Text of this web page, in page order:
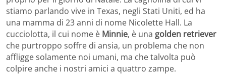
stiamo parlando vive in Texas, negli Stati Uniti, ed ha
una mamma di 23 anni di nome Nicolette Hall. La
cucciolotta, il cui nome è Minnie, è una golden retriever
che purtroppo soffre di ansia, un problema che non
affligge solamente noi umani, ma che talvolta può
colpire anche i nostri amici a quattro zampe.